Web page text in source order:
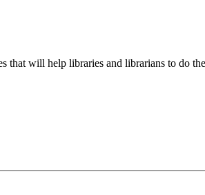
that will help libraries and librarians to do